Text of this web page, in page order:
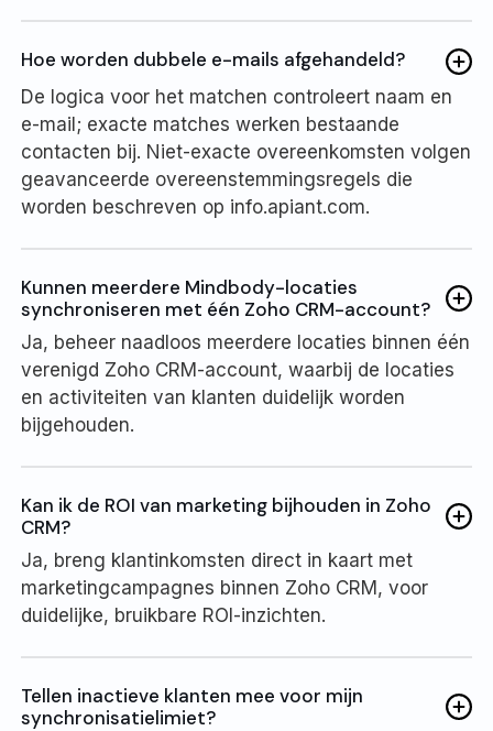
Hoe worden dubbele e-mails afgehandeld?
De logica voor het matchen controleert naam en
e-mail; exacte matches werken bestaande
contacten bij. Niet-exacte overeenkomsten volgen
geavanceerde overeenstemmingsregels die
worden beschreven op info.apiant.com.
Kunnen meerdere Mindbody-locaties
synchroniseren met één Zoho CRM-account?
Ja, beheer naadloos meerdere locaties binnen één
verenigd Zoho CRM-account, waarbij de locaties
en activiteiten van klanten duidelijk worden
bijgehouden.
Kan ik de ROI van marketing bijhouden in Zoho
CRM?
Ja, breng klantinkomsten direct in kaart met
marketingcampagnes binnen Zoho CRM, voor
duidelijke, bruikbare ROI-inzichten.
Tellen inactieve klanten mee voor mijn
synchronisatielimiet?